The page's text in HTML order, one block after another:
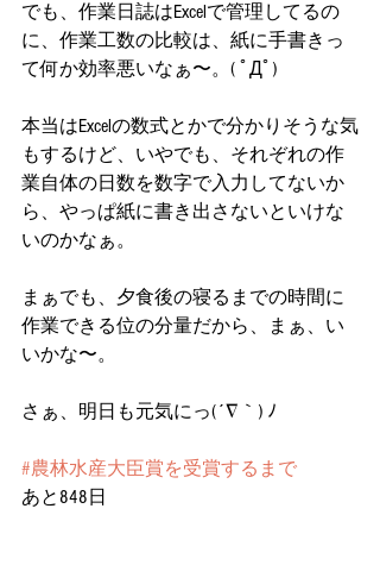
でも、作業日誌はExcelで管理してるの
に、作業工数の比較は、紙に手書きっ
て何か効率悪いなぁ〜。( ﾟДﾟ)
本当はExcelの数式とかで分かりそうな気
もするけど、いやでも、それぞれの作
業自体の日数を数字で入力してないか
ら、やっぱ紙に書き出さないといけな
いのかなぁ。
まぁでも、夕食後の寝るまでの時間に
作業できる位の分量だから、まぁ、い
いかな〜。
さぁ、明日も元気にっ(´∇｀) ﾉ
#農林水産大臣賞を受賞するまで
あと848日